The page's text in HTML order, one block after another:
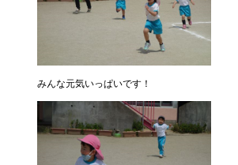
みんな元気いっぱいです！